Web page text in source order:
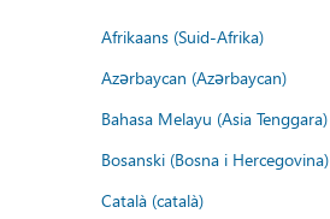
Afrikaans (Suid-Afrika)
Azərbaycan (Azərbaycan)
Bahasa Melayu (Asia Tenggara)
Bosanski (Bosna i Hercegovina)
Català (català)